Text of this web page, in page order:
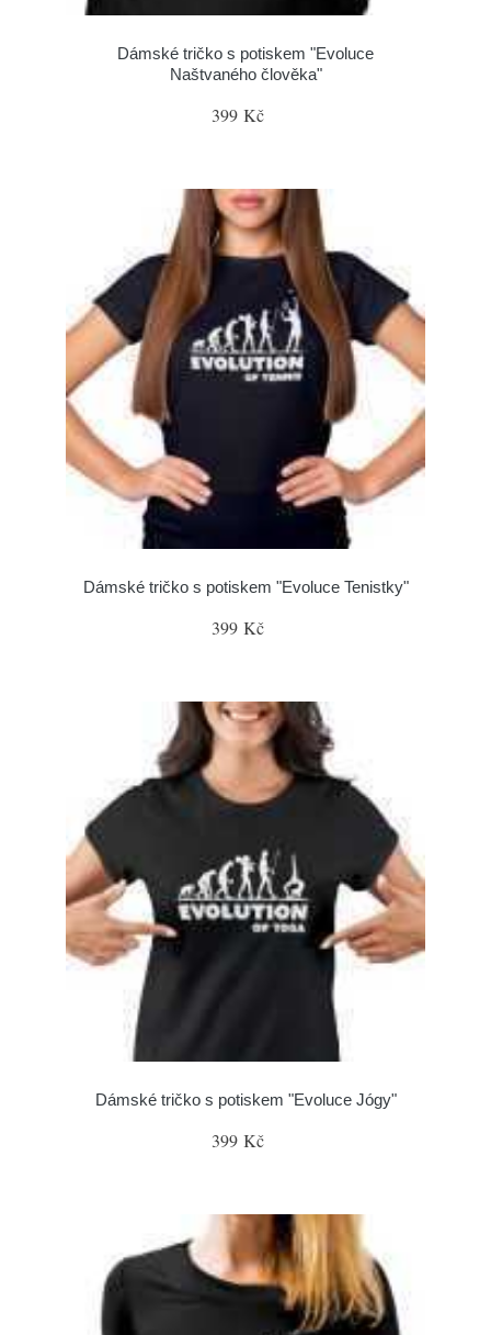
Dámské tričko s potiskem "Evoluce
Naštvaného člověka"
399 Kč
Dámské tričko s potiskem "Evoluce Tenistky"
399 Kč
Dámské tričko s potiskem "Evoluce Jógy"
399 Kč